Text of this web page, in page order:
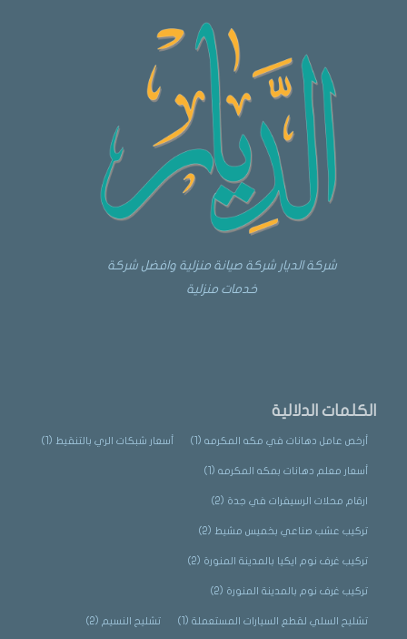
شركة الديار شركة صيانة منزلية وافضل شركة
خدمات منزلية
الكلمات الدلالية
أرخص عامل دهانات في مكه المكرمه(1) أسعار شبكات الري بالتنقيط (1)
أسعار معلم دهانات بمكه المكرمه(1)
ارقام محلات الرسيفرات في جدة (2)
تركيب عشب صناعي بخميس مشيط (2)
تركيب غرف نوم ايكيا بالمدينة المنورة (2)
تركيب غرف نوم بالمدينة المنورة (2)
تشليح السلي لقطع السيارات المستعملة(1) تشليح النسيم (2)